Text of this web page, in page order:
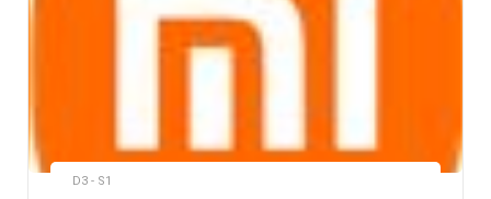
D3 - S1